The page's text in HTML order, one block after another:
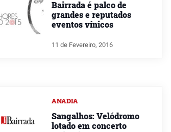
Bairrada é palco de
grandes e reputados
eventos vínicos
11 de Fevereiro, 2016
ANADIA
Sangalhos: Velódromo
lotado em concerto